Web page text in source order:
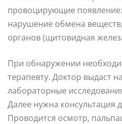
провоцирующие
нарушение обмена
органов (щитовидная
При обнаружении
терапевту. Доктор выдаст
лабораторные
Далее нужна консультация
Проводится осмотр,